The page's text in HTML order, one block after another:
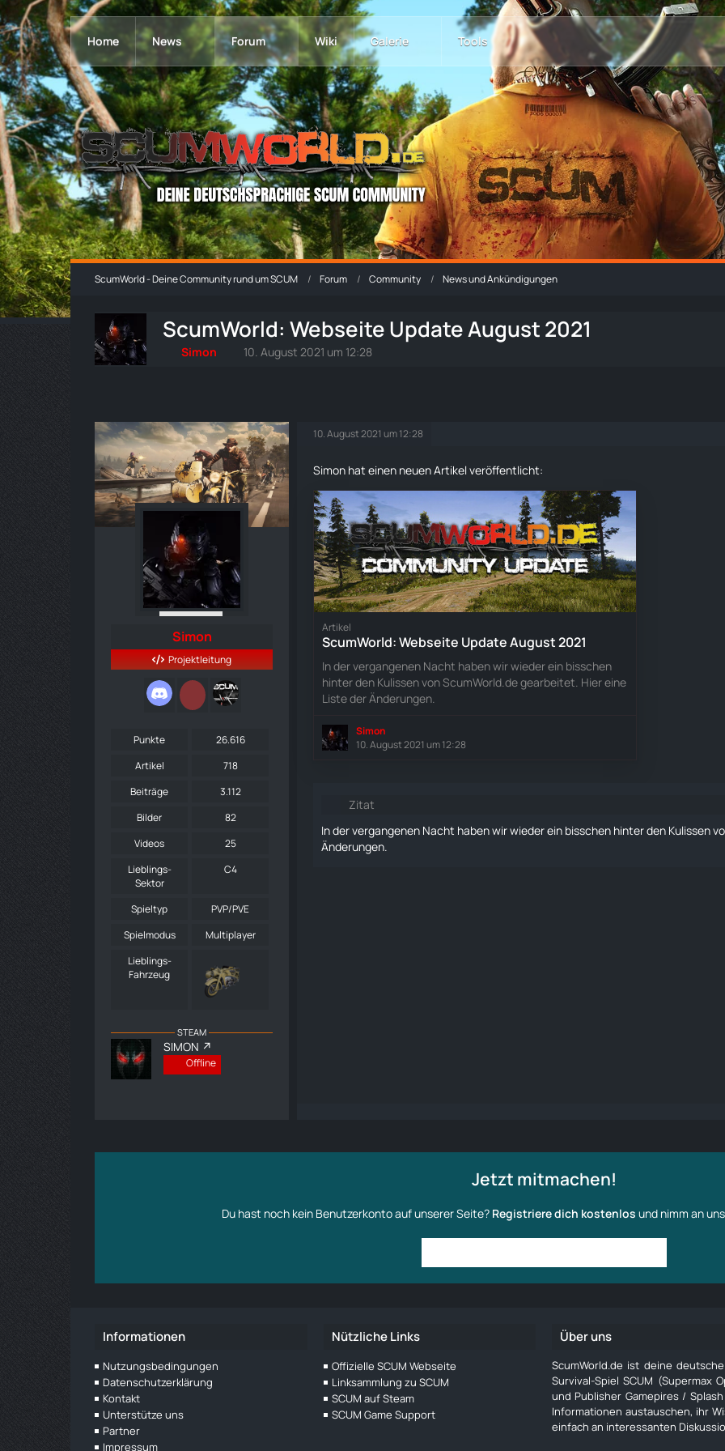
Home News Forum Wiki Galerie Tools
ScumWorld - Deine Community rund um SCUM Forum Community News und Ankündigungen
ScumWorld: Webseite Update August 2021
Simon 10. August 2021 um 12:28
Simon
Projektleitung
Punkte
26.616
Artikel
718
Beiträge
3.112
Bilder
82
Videos
25
Lieblings-
Sektor
C4
Spieltyp
PVP/PVE
Spielmodus
Multiplayer
Lieblings-
Fahrzeug
STEAM
SIMON
Offline
10. August 2021 um 12:28
Simon hat einen neuen Artikel veröffentlicht:
Artikel
ScumWorld: Webseite Update August 2021
In der vergangenen Nacht haben wir wieder ein bisschen
hinter den Kulissen von ScumWorld.de gearbeitet. Hier eine
Liste der Änderungen.
Simon
10. August 2021 um 12:28
Zitat
In der vergangenen Nacht haben wir wieder ein bisschen hinter den Kulissen
Änderungen.
Jetzt mitmachen!
Du hast noch kein Benutzerkonto auf unserer Seite? Registriere dich kostenlos und nimm an
Informationen
Nutzungsbedingungen
Datenschutzerklärung
Kontakt
Unterstütze uns
Partner
Impressum
Nützliche Links
Offizielle SCUM Webseite
Linksammlung zu SCUM
SCUM auf Steam
SCUM Game Support
Über uns
ScumWorld.de ist deine
Survival-Spiel SCUM (Supermax
und Publisher Gamepires /
Informationen austauschen, ihr
einfach an interessanten